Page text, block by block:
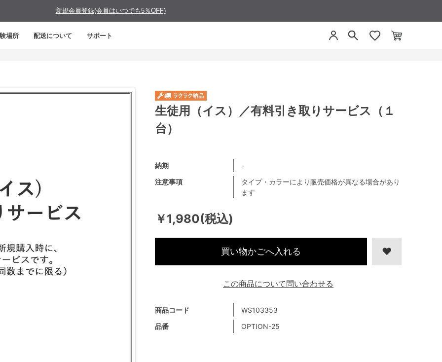
新規会員登録(会員はいつでも5％OFF)
場所 配送について サポート
生徒用（イス）／有料引き取りサービス（１
台）
￥1,980(税込)
商品コード
WS103353
品番
OPTION-25
注意事項
タイプ・カラーにより販売価格が異なる場合があり
ます
納期 -
買い物かごへ入れる
この商品について問い合わせる